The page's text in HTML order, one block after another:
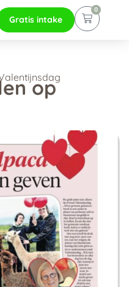
Gratis intake
0
op